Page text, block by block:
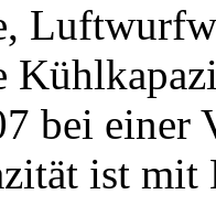
bei einer
ist